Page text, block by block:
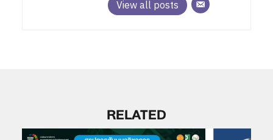
View all posts
RELATED